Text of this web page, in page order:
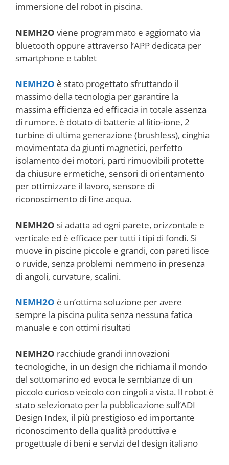
immersione del robot in piscina.
NEMH2O viene programmato e aggiornato via
bluetooth oppure attraverso l’APP dedicata per
smartphone e tablet
NEMH2O è stato progettato sfruttando il
massimo della tecnologia per garantire la
massima efficienza ed efficacia in totale assenza
di rumore. è dotato di batterie al litio-ione, 2
turbine di ultima generazione (brushless), cinghia
movimentata da giunti magnetici, perfetto
isolamento dei motori, parti rimuovibili protette
da chiusure ermetiche, sensori di orientamento
per ottimizzare il lavoro, sensore di
riconoscimento di fine acqua.
NEMH2O si adatta ad ogni parete, orizzontale e
verticale ed è efficace per tutti i tipi di fondi. Si
muove in piscine piccole e grandi, con pareti lisce
o ruvide, senza problemi nemmeno in presenza
di angoli, curvature, scalini.
NEMH2O è un’ottima soluzione per avere
sempre la piscina pulita senza nessuna fatica
manuale e con ottimi risultati
NEMH2O racchiude grandi innovazioni
tecnologiche, in un design che richiama il mondo
del sottomarino ed evoca le sembianze di un
piccolo curioso veicolo con cingoli a vista. Il robot è
stato selezionato per la pubblicazione sull’ADI
Design Index, il più prestigioso ed importante
riconoscimento della qualità produttiva e
progettuale di beni e servizi del design italiano